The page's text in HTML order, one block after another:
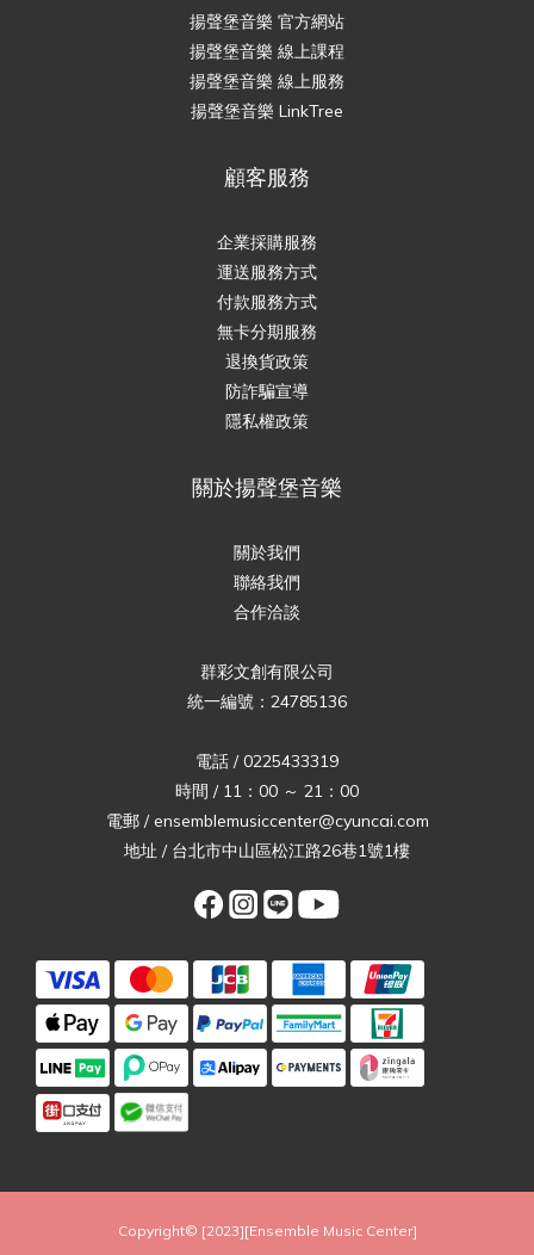
揚聲堡音樂 官方網站
揚聲堡音樂 線上課程
揚聲堡音樂 線上服務
揚聲堡音樂 LinkTree
顧客服務
企業採購服務
運送服務方式
付款服務方式
無卡分期服務
退換貨政策
防詐騙宣導
隱私權政策
關於揚聲堡音樂
關於我們
聯絡我們
合作洽談
群彩文創有限公司
統一編號：24785136
電話 / 0225433319
時間 / 11：00 ～ 21：00
電郵 / ensemblemusiccenter@cyuncai.com
地址 / 台北市中山區松江路26巷1號1樓
Copyright© [2023][Ensemble Music Center]